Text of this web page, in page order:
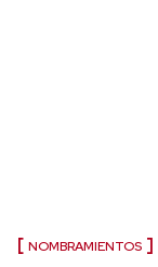
NOMBRAMIENTOS